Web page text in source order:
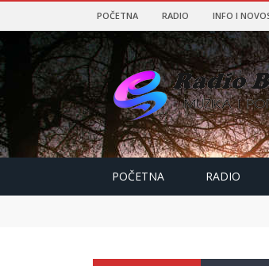
POČETNA RADIO INFO I
POČETNA RADIO